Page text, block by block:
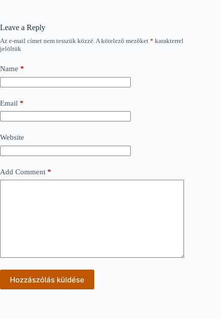
Leave a Reply
Az e-mail címet nem tesszük közzé.A kötelező mezőket * karakterrel
jelöltük
Name *
Email *
Website
Add Comment *
Hozzászólás küldése